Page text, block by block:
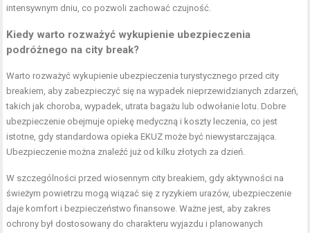
intensywnym dniu, co pozwoli zachować czujność.
Kiedy warto rozważyć wykupienie ubezpieczenia
podróżnego na city break?
Warto rozważyć wykupienie ubezpieczenia turystycznego przed city
breakiem, aby zabezpieczyć się na wypadek nieprzewidzianych zdarzeń,
takich jak choroba, wypadek, utrata bagażu lub odwołanie lotu. Dobre
ubezpieczenie obejmuje opiekę medyczną i koszty leczenia, co jest
istotne, gdy standardowa opieka EKUZ może być niewystarczająca.
Ubezpieczenie można znaleźć już od kilku złotych za dzień.
W szczególności przed wiosennym city breakiem, gdy aktywności na
świeżym powietrzu mogą wiązać się z ryzykiem urazów, ubezpieczenie
daje komfort i bezpieczeństwo finansowe. Ważne jest, aby zakres
ochrony był dostosowany do charakteru wyjazdu i planowanych